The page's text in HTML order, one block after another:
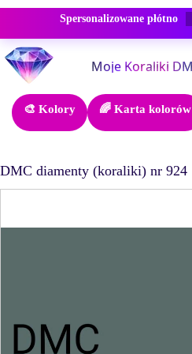
Spersonalizowane płótno
Przejdź
do
treści
🎨 Kolory 🌈 Karta kolorów
DMC diamenty (koraliki) nr 924